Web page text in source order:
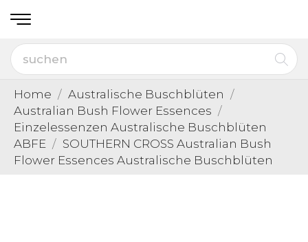
Home
Australische Buschblüten
Australian Bush Flower Essences
Einzelessenzen Australische Buschblüten
ABFE
SOUTHERN CROSS Australian Bush
Flower Essences Australische Buschblüten